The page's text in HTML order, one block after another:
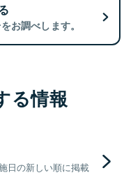
お調べします。
る情報
日の新しい順に掲載